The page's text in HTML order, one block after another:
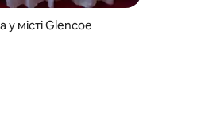
у місті Glencoe